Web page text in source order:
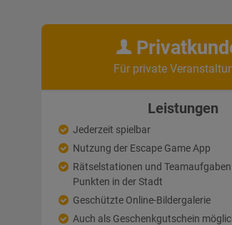
Für private
Leistungen
Jederzeit spielbar
Nutzung der Escape Game App
Rätselstationen und
Punkten in der Stadt
Geschützte Online-Bildergalerie
Auch als Geschenkgutschein